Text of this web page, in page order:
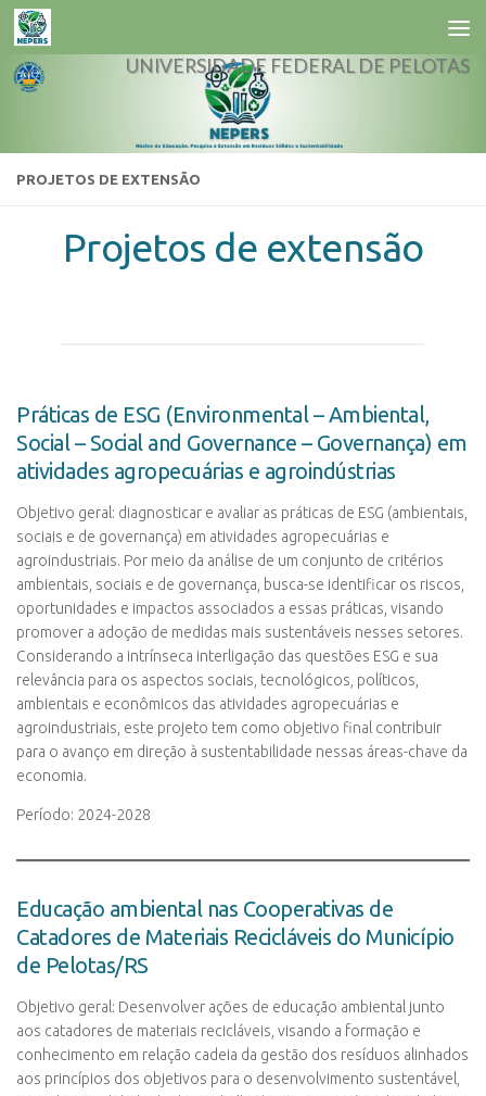
Skip to content
UNIVERSIDADE FEDERAL DE PELOTAS
PROJETOS DE EXTENSÃO
Projetos de extensão
Práticas de ESG (Environmental – Ambiental,
Social – Social and Governance – Governança) em
atividades agropecuárias e agroindústrias
Objetivo geral: diagnosticar e avaliar as práticas de ESG (ambientais,
sociais e de governança) em atividades agropecuárias e
agroindustriais. Por meio da análise de um conjunto de critérios
ambientais, sociais e de governança, busca-se identificar os riscos,
oportunidades e impactos associados a essas práticas, visando
promover a adoção de medidas mais sustentáveis nesses setores.
Considerando a intrínseca interligação das questões ESG e sua
relevância para os aspectos sociais, tecnológicos, políticos,
ambientais e econômicos das atividades agropecuárias e
agroindustriais, este projeto tem como objetivo final contribuir
para o avanço em direção à sustentabilidade nessas áreas-chave da
economia.
Período: 2024-2028
Educação ambiental nas Cooperativas de
Catadores de Materiais Recicláveis do Município
de Pelotas/RS
Objetivo geral: Desenvolver ações de educação ambiental junto
aos catadores de materiais recicláveis, visando a formação e
conhecimento em relação cadeia da gestão dos resíduos alinhados
aos princípios dos objetivos para o desenvolvimento sustentável,